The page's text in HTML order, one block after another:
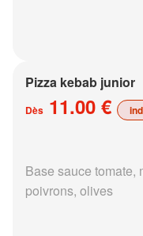
Pizza kebab junior
Dès 11.00 €
Base sauce tomate,
poivrons, olives